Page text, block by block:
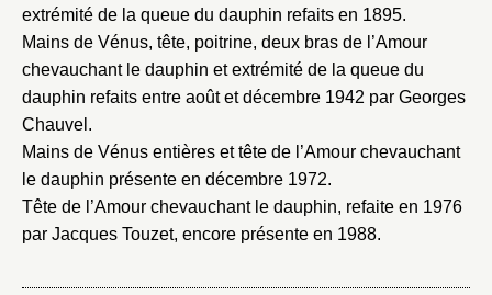
extrémité de la queue du dauphin refaits en 1895.
Mains de Vénus, tête, poitrine, deux bras de l’Amour
chevauchant le dauphin et extrémité de la queue du
dauphin refaits entre août et décembre 1942 par Georges
Chauvel.
Mains de Vénus entières et tête de l’Amour chevauchant
le dauphin présente en décembre 1972.
Tête de l’Amour chevauchant le dauphin, refaite en 1976
par Jacques Touzet, encore présente en 1988.
Nom du dossier
Valider
Courriel
Mot de passe